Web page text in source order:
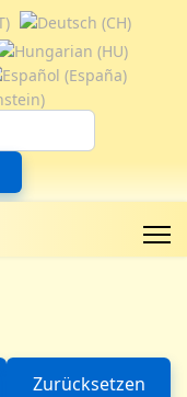
Zurücksetzen